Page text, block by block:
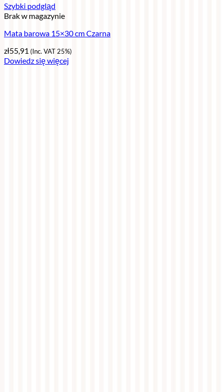
Szybki podgląd
Brak w magazynie
Mata barowa 15×30 cm Czarna
zł55,91 (Inc. VAT 25%)
Dowiedz się więcej